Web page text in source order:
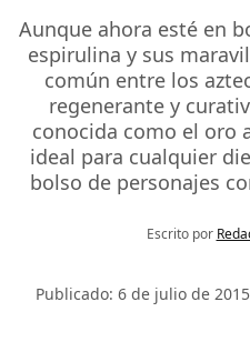
Aunque ahora esté en
espirulina y sus
común entre los
regenerante y
conocida como el oro
ideal para cualquier
bolso de personajes
Escrito por
Publicado: 6 de julio de